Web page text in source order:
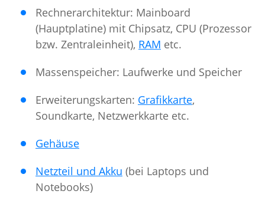
Rechnerarchitektur: Mainboard
(Hauptplatine) mit Chipsatz, CPU (Prozessor
bzw. Zentraleinheit), RAM etc.
Massenspeicher: Laufwerke und Speicher
Erweiterungskarten: Grafikkarte,
Soundkarte, Netzwerkkarte etc.
Gehäuse
Netzteil und Akku (bei Laptops und
Notebooks)